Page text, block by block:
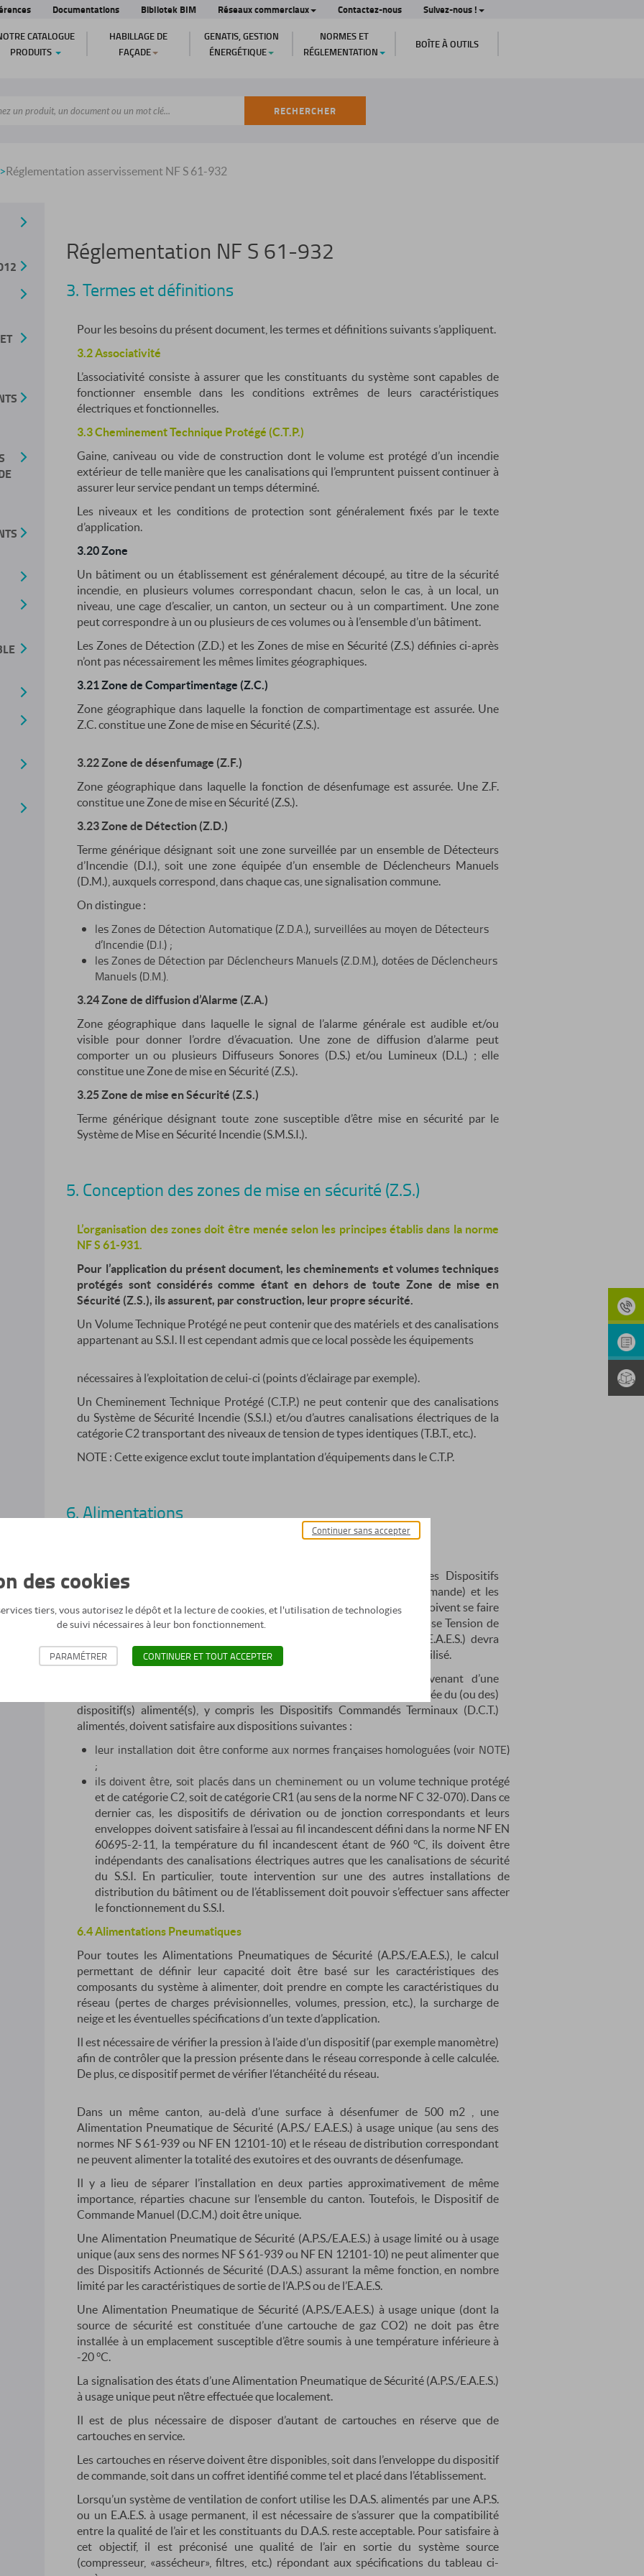
Documentations Bibliotek BIM Réseaux commerciaux Contactez-nous Suivez-nous !
CATALOGUE
PRODUITS
HABILLAGE DE
FAÇADE
GENATIS, GESTION
ÉNERGÉTIQUE
NORMES ET
RÉGLEMENTATION
BOÎTE À OUTILS
RECHERCHER
>Réglementation asservissement NF S 61-932
Réglementation NF S 61-932
3. Termes et définitions
Pour les besoins du présent document, les termes et définitions suivants s’appliquent.
3.2 Associativité
L’associativité consiste à assurer que les constituants du système sont capables de
fonctionner ensemble dans les conditions extrêmes de leurs caractéristiques
électriques et fonctionnelles.
3.3 Cheminement Technique Protégé (C.T.P.)
Gaine, caniveau ou vide de construction dont le volume est protégé d’un incendie
extérieur de telle manière que les canalisations qui l’empruntent puissent continuer à
assurer leur service pendant un temps déterminé.
Les niveaux et les conditions de protection sont généralement fixés par le texte
d’application.
3.20 Zone
Un bâtiment ou un établissement est généralement découpé, au titre de la sécurité
incendie, en plusieurs volumes correspondant chacun, selon le cas, à un local, un
niveau, une cage d’escalier, un canton, un secteur ou à un compartiment. Une zone
peut correspondre à un ou plusieurs de ces volumes ou à l’ensemble d’un bâtiment.
Les Zones de Détection (Z.D.) et les Zones de mise en Sécurité (Z.S.) définies ci-après
n’ont pas nécessairement les mêmes limites géographiques.
3.21 Zone de Compartimentage (Z.C.)
Zone géographique dans laquelle la fonction de compartimentage est assurée. Une
Z.C. constitue une Zone de mise en Sécurité (Z.S.).
3.22 Zone de désenfumage (Z.F.)
Zone géographique dans laquelle la fonction de désenfumage est assurée. Une Z.F.
constitue une Zone de mise en Sécurité (Z.S.).
3.23 Zone de Détection (Z.D.)
Terme générique désignant soit une zone surveillée par un ensemble de Détecteurs
d’Incendie (D.I.), soit une zone équipée d’un ensemble de Déclencheurs Manuels
(D.M.), auxquels correspond, dans chaque cas, une signalisation commune.
On distingue :
les Zones de Détection Automatique (Z.D.A.), surveillées au moyen de Détecteurs
d’Incendie (D.I.) ;
les Zones de Détection par Déclencheurs Manuels (Z.D.M.), dotées de Déclencheurs
Manuels (D.M.).
3.24 Zone de diffusion d’Alarme (Z.A.)
Zone géographique dans laquelle le signal de l’alarme générale est audible et/ou
visible pour donner l’ordre d’évacuation. Une zone de diffusion d’alarme peut
comporter un ou plusieurs Diffuseurs Sonores (D.S.) et/ou Lumineux (D.L.) ; elle
constitue une Zone de mise en Sécurité (Z.S.).
3.25 Zone de mise en Sécurité (Z.S.)
Terme générique désignant toute zone susceptible d’être mise en sécurité par le
Système de Mise en Sécurité Incendie (S.M.S.I.).
5. Conception des zones de mise en sécurité (Z.S.)
L’organisation des zones doit être menée selon les principes établis dans la norme
NF S 61-931.
Pour l’application du présent document, les cheminements et volumes techniques
protégés sont considérés comme étant en dehors de toute Zone de mise en
Sécurité (Z.S.), ils assurent, par construction, leur propre sécurité.
Un Volume Technique Protégé ne peut contenir que des matériels et des canalisations
appartenant au S.S.I. Il est cependant admis que ce local possède les équipements
nécessaires à l’exploitation de celui-ci (points d’éclairage par exemple).
Un Cheminement Technique Protégé (C.T.P.) ne peut contenir que des canalisations
du Système de Sécurité Incendie (S.S.I.) et/ou d’autres canalisations électriques de la
catégorie C2 transportant des niveaux de tension de types identiques (T.B.T., etc.).
NOTE : Cette exigence exclut toute implantation d’équipements dans le C.T.P.
6. Alimentations
Les commandes électriques de passage en position de sécurité des Dispositifs
Actionnés de Sécurité (D.A.S.) (transmises par les Lignes de Télécommande) et les
contrôles intéressant la sécurité (transmis par les Lignes de Contrôle) doivent se faire
sous une Très Basse Tension de Sécurité (T.B.T.S.) ou sous une Très Basse Tension de
Protection (T.B.T.P.). L’Alimentation Électrique de Sécurité (A.E.S. ou E.A.E.S.) devra
donc présenter les caractéristiques correspondant au type de tension utilisé.
Les câbles d’alimentation en énergie électrique de sécurité provenant d’une
Alimentation Électrique de Sécurité (A.E.S./E.A.E.S.) physiquement séparée du (ou des)
dispositif(s) alimenté(s), y compris les Dispositifs Commandés Terminaux (D.C.T.)
alimentés, doivent satisfaire aux dispositions suivantes :
leur installation doit être conforme aux normes françaises homologuées (voir NOTE)
;
ils doivent être, soit placés dans un cheminement ou un volume technique protégé
et de catégorie C2, soit de catégorieCR1 (au sens de la norme NF C 32-070). Dans ce
dernier cas, les dispositifs de dérivation ou de jonction correspondants et leurs
enveloppes doivent satisfaire à l’essai au fil incandescentdéfini dans la norme NF EN
60695-2-11, la température du fil incandescent étant de 960 °C, ils doivent être
indépendants des canalisations électriques autres que les canalisationsde sécurité
du S.S.I. En particulier, toute intervention sur une des autres installations de
distribution du bâtiment ou de l’établissement doit pouvoir s’effectuer sans affecter
lefonctionnement du S.S.I.
6.4 Alimentations Pneumatiques
Pour toutes les Alimentations Pneumatiques de Sécurité (A.P.S./E.A.E.S.), le calcul
permettant de définir leur capacité doit être basé sur les caractéristiques des
composants du système à alimenter, doit prendre en compte les caractéristiques du
réseau (pertes de charges prévisionnelles, volumes, pression, etc.), la surcharge de
neige et les éventuelles spécifications d’un texte d’application.
Il est nécessaire de vérifier la pression à l’aide d’un dispositif (par exemple manomètre)
afin de contrôler que la pression présente dans le réseau corresponde à celle calculée.
De plus, ce dispositif permet de vérifier l’étanchéité du réseau.
Dans un même canton, au-delà d’une surface à désenfumer de 500 m2 , une
Alimentation Pneumatique de Sécurité (A.P.S./ E.A.E.S.) à usage unique (au sens des
normes NF S 61-939 ou NF EN 12101-10) et le réseau de distribution correspondant
ne peuvent alimenter la totalité des exutoires et des ouvrants de désenfumage.
Il y a lieu de séparer l’installation en deux parties approximativement de même
importance, réparties chacune sur l’ensemble du canton. Toutefois, le Dispositif de
Commande Manuel (D.C.M.) doit être unique.
Une Alimentation Pneumatique de Sécurité (A.P.S./E.A.E.S.) à usage limité ou à usage
unique (aux sens des normes NF S 61-939 ou NF EN 12101-10) ne peut alimenter que
des Dispositifs Actionnés de Sécurité (D.A.S.) assurant la même fonction, en nombre
limité par les caractéristiques de sortie de l’A.P.S ou de l’E.A.E.S.
Une Alimentation Pneumatique de Sécurité (A.P.S./E.A.E.S.) à usage unique (dont la
source de sécurité est constituée d’une cartouche de gaz CO2) ne doit pas être
installée à un emplacement susceptible d’être soumis à une température inférieure à
-20 °C.
La signalisation des états d’une Alimentation Pneumatique de Sécurité (A.P.S./E.A.E.S.)
à usage unique peut n’être effectuée que localement.
Il est de plus nécessaire de disposer d’autant de cartouches en réserve que de
cartouches en service.
Les cartouches en réserve doivent être disponibles, soit dans l’enveloppe du dispositif
de commande, soit dans un coffret identifié comme tel et placé dans l’établissement.
Lorsqu’un système de ventilation de confort utilise les D.A.S. alimentés par une A.P.S.
ou un E.A.E.S. à usage permanent, il est nécessaire de s’assurer que la compatibilité
entre la qualité de l’air et les constituants du D.A.S. reste acceptable. Pour satisfaire à
cet objectif, il est préconisé une qualité de l’air en sortie du système source
(compresseur, «assécheur», filtres, etc.) répondant aux spécifications du tableau ci-
des cookies
tiers, vous autorisez le dépôt et la lecture de cookies, et l'utilisation de technologies
de suivi nécessaires à leur bon fonctionnement.
Continuer sans accepter
PARAMÉTRER CONTINUER ET TOUT ACCEPTER